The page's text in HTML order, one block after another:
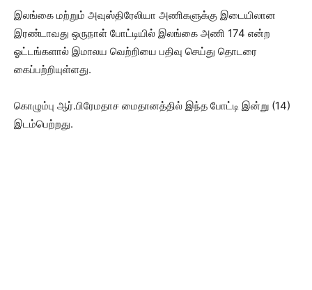
இலங்கை மற்றும் அவுஸ்திரேலியா அணிகளுக்கு இடையிலான
இரண்டாவது ஒருநாள் போட்டியில் இலங்கை அணி 174 என்ற
ஓட்டங்களால் இமாலய வெற்றியை பதிவு செய்து தொடரை
கைப்பற்றியுள்ளது.
கொழும்பு ஆர்.பிரேமதாச மைதானத்தில் இந்த போட்டி இன்று (14)
இடம்பெற்றது.